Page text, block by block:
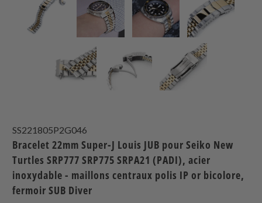
SS221805P2G046
Bracelet 22mm Super-J Louis JUB pour Seiko New
Turtles SRP777 SRP775 SRPA21 (PADI), acier
inoxydable - maillons centraux polis IP or bicolore,
fermoir SUB Diver